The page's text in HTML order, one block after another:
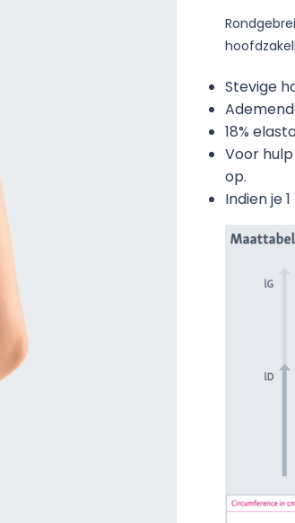
Stevige
18%
Voor
op.
Indien je